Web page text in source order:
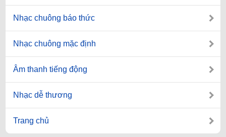
Nhạc chuông báo thức
Nhạc chuông mặc định
Âm thanh tiếng động
Nhạc dễ thương
Trang chủ